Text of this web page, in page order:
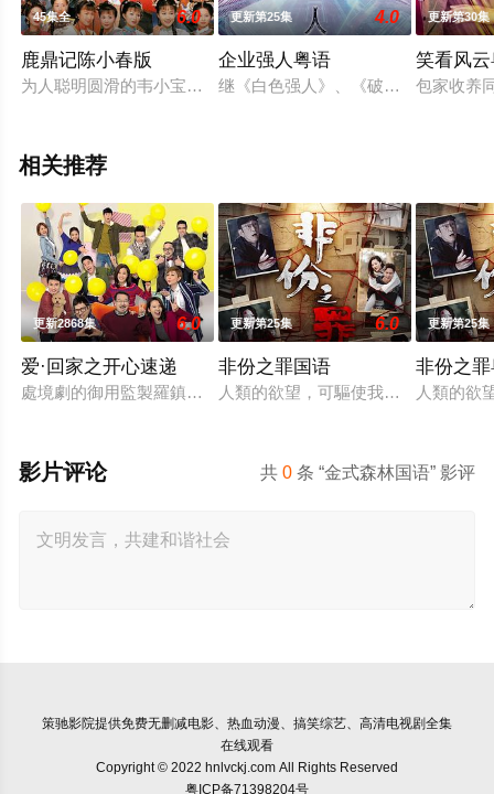
45集全 6.0
鹿鼎记陈小春版
为人聪明圆滑的韦小宝（陈小春）因义气帮助“反清复明”组织
更新第25集 4.0
企业强人粤语
继《白色强人》、《破毒强人》之后
更新第30集
笑看风
包家收养
相关推荐
更新2868集 6.0
爱·回家之开心速递
處境劇的御用監製羅鎮岳已經準備開拍新一套處境劇，暫定叫
更新第25集 6.0
非份之罪国语
人類的欲望，可驅使我們超越自我，
更新第25集
非份之
人類的欲
共0 条 “金式森林国语” 影评
影片评论
策驰影院提供免费无删减电影、热血动漫、搞笑综艺、高清电视剧全集
在线观看
Copyright © 2022 hnlvckj.com All Rights Reserved
粤ICP备71398204号